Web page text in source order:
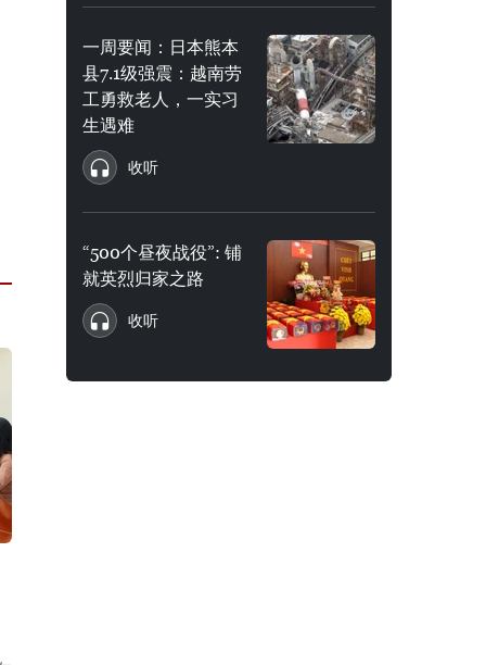
一周要闻：日本熊本
县7.1级强震：越南劳
工勇救老人，一实习
生遇难
收听
“500个昼夜战役”: 铺
就英烈归家之路
收听